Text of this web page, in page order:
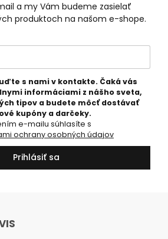
a my Vám budeme zasielať
produktoch na našom e-shope.
s nami v kontakte. Čaká vás
informáciami z nášho sveta,
tipov a budete môcť dostávať
kupóny a darčeky.
ochrany osobných údajov
Prihlásiť sa